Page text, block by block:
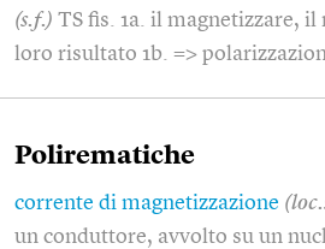
(s.f.) TS fis. 1a. il magnetizzare, il
loro risultato 1b. =>
Polirematiche
corrente di magnetizzazione
un conduttore, avvolto su un